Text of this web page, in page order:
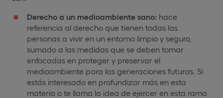
Derecho a un medioambiente sano: hace
referencia al derecho que tienen todas las
personas a vivir en un entorno limpio y seguro,
sumado a las medidas que se deben tomar
enfocadas en proteger y preservar el
medioambiente para las generaciones futuras. Si
estás interesado en profundizar más en esta
materia o te llama la idea de ejercer en esta rama